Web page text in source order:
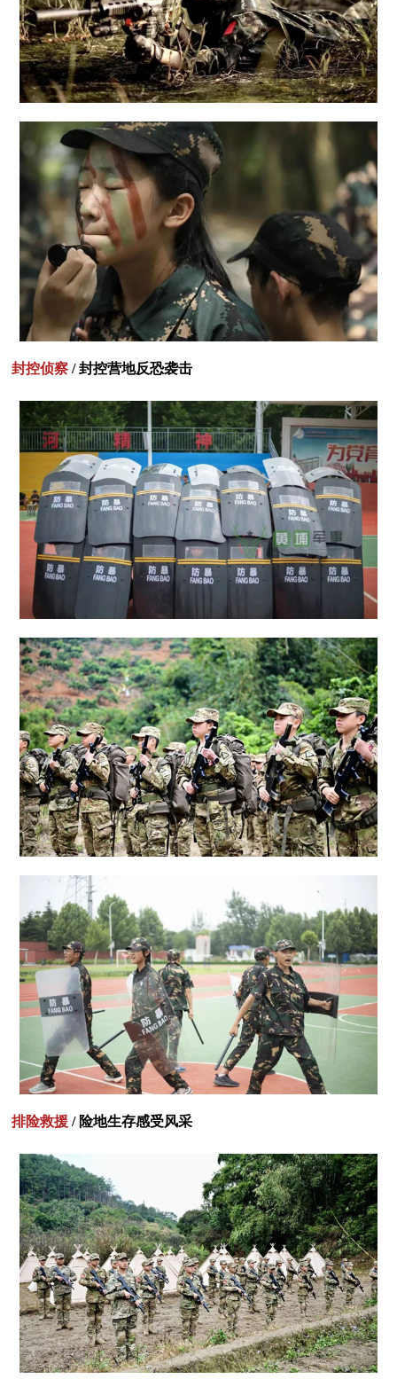
封控侦察/ 封控营地反恐袭击
排险救援 / 险地生存感受风采